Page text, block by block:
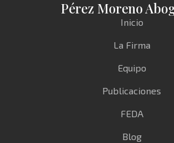
Pérez Moreno
Inicio
La Firma
Equipo
Publicaciones
FEDA
Blog